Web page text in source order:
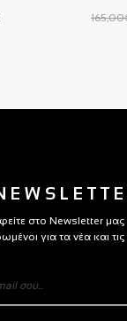
στο Newsletter μας
για τα νέα και